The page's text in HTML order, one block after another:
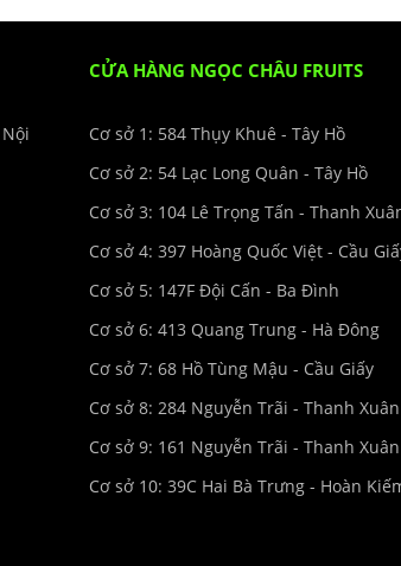
CỬA HÀNG NGỌC CHÂU FRUITS
Cơ sở 1: 584 Thụy Khuê - Tây Hồ
Cơ sở 2: 54 Lạc Long Quân - Tây Hồ
Cơ sở 3: 104 Lê Trọng Tấn - Thanh
Cơ sở 4: 397 Hoàng Quốc Việt - Cầu
Cơ sở 5: 147F Đội Cấn - Ba Đình
Cơ sở 6: 413 Quang Trung - Hà Đông
Cơ sở 7: 68 Hồ Tùng Mậu - Cầu Giấy
Cơ sở 8: 284 Nguyễn Trãi - Thanh Xuân
Cơ sở 9: 161 Nguyễn Trãi - Thanh Xuân
Cơ sở 10: 39C Hai Bà Trưng - Hoàn